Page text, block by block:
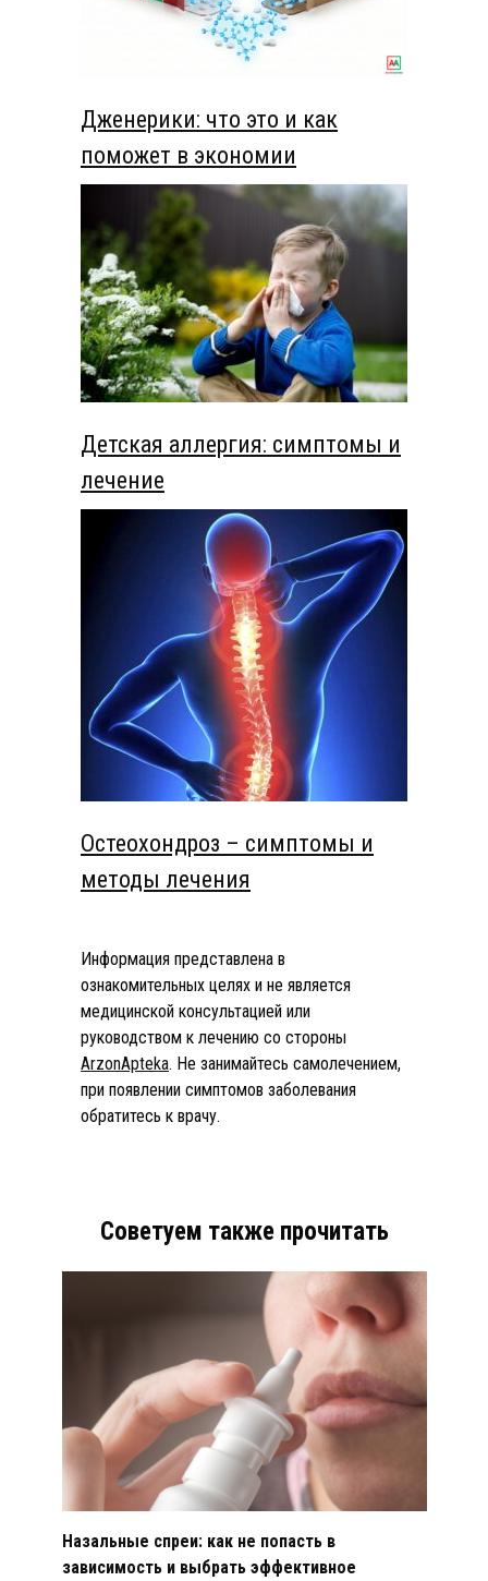
Дженерики: что это и как
поможет в экономии
Детская аллергия: симптомы и
лечение
Остеохондроз – симптомы и
методы лечения
Информация представлена в
ознакомительных целях и не является
медицинской консультацией или
руководством к лечению со стороны
ArzonApteka. Не занимайтесь самолечением,
при появлении симптомов заболевания
обратитесь к врачу.
Советуем также прочитать
Назальные спреи: как не попасть в
зависимость и выбрать эффективное